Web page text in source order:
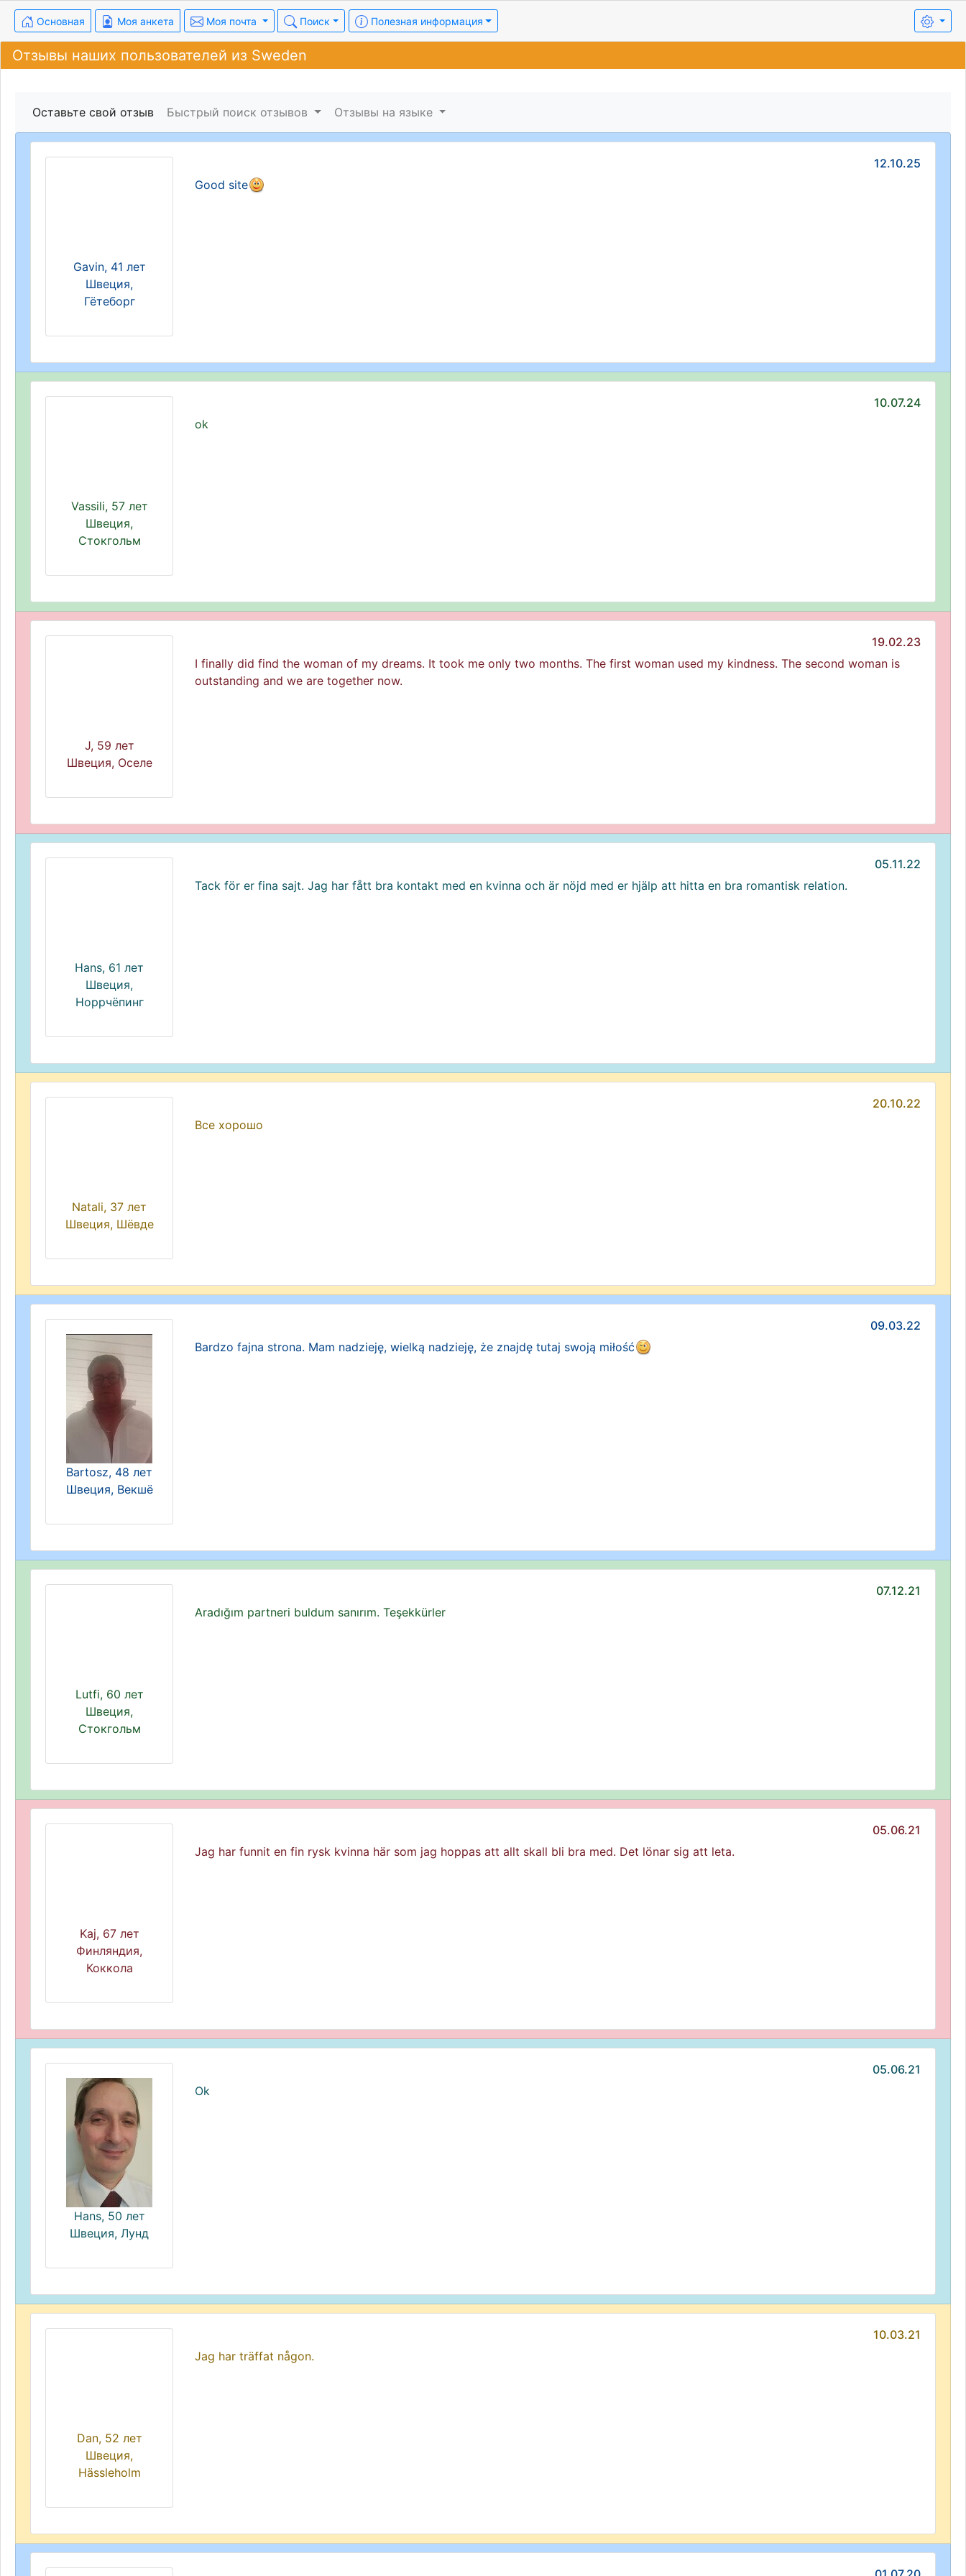
Основная Моя анкета Моя почта Поиск Полезная информация
Отзывы наших пользователей из Sweden
Оставьте свой отзыв Быстрый поиск отзывов Отзывы на языке
Gavin, 41 лет
Швеция,
Гётеборг
12.10.25
Good site
Vassili, 57 лет
Швеция,
Стокгольм
10.07.24
ok
J, 59 лет
Швеция, Оселе
19.02.23
I finally did find the woman of my dreams. It took me only two months. The first woman used my kindness. The second woman is
outstanding and we are together now.
Hans, 61 лет
Швеция,
Норрчёпинг
05.11.22
Tack för er fina sajt. Jag har fått bra kontakt med en kvinna och är nöjd med er hjälp att hitta en bra romantisk relation.
Natali, 37 лет
Швеция, Шёвде
20.10.22
Все хорошо
Bartosz, 48 лет
Швеция, Векшё
09.03.22
Bardzo fajna strona. Mam nadzieję, wielką nadzieję, że znajdę tutaj swoją miłość
Lutfi, 60 лет
Швеция,
Стокгольм
07.12.21
Aradığım partneri buldum sanırım. Teşekkürler
Kaj, 67 лет
Финляндия,
Коккола
05.06.21
Jag har funnit en fin rysk kvinna här som jag hoppas att allt skall bli bra med. Det lönar sig att leta.
Hans, 50 лет
Швеция, Лунд
05.06.21
Ok
Dan, 52 лет
Швеция,
Hässleholm
10.03.21
Jag har träffat någon.